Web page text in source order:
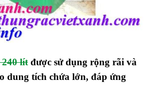
lít được sử dụng rộng rãi và
dung tích chứa lớn, đáp ứng